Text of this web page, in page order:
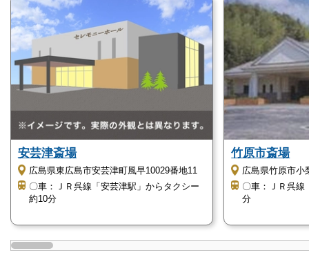
忙しく日常生活を送っている方も、大崎上島町火葬場
大峰苑ではゆっくりと故人との最期の時間を過ごすこ
とができます。
大崎上島町火葬場大峰苑は、静かな環境の中で最期の
お別れを充実したものにしたい方におすすめの斎場で
大崎上島町火葬場大峰苑のご利用時の注意点
大崎上島町火葬場大峰苑を利用する際の注意点をご紹
大崎上島町火葬場大峰苑のご利用を検討される
安芸津斎場
広島県東広島市安芸津町風早10029番地11
〇車：ＪＲ呉線「安芸津駅」からタクシー
約10分
竹原市斎場
広島県竹原市小
〇車：ＪＲ呉線
分